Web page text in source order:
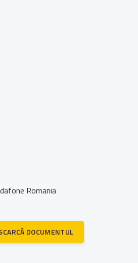
Romania
DOCUMENTUL